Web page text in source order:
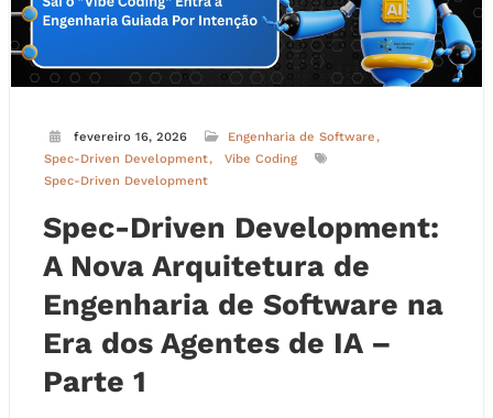
fevereiro 16, 2026
Engenharia de Software
Spec-Driven Development
Vibe Coding
Spec-Driven Development
Spec-Driven Development:
A Nova Arquitetura de
Engenharia de Software na
Era dos Agentes de IA –
Parte 1